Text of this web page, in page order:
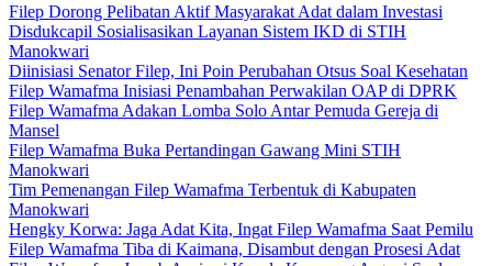
Filep Dorong Pelibatan Aktif Masyarakat Adat dalam Investasi
Disdukcapil Sosialisasikan Layanan Sistem IKD di STIH
Manokwari
Diinisiasi Senator Filep, Ini Poin Perubahan Otsus Soal Kesehatan
Filep Wamafma Inisiasi Penambahan Perwakilan OAP di DPRK
Filep Wamafma Adakan Lomba Solo Antar Pemuda Gereja di
Mansel
Filep Wamafma Buka Pertandingan Gawang Mini STIH
Manokwari
Tim Pemenangan Filep Wamafma Terbentuk di Kabupaten
Manokwari
Hengky Korwa: Jaga Adat Kita, Ingat Filep Wamafma Saat Pemilu
Filep Wamafma Tiba di Kaimana, Disambut dengan Prosesi Adat